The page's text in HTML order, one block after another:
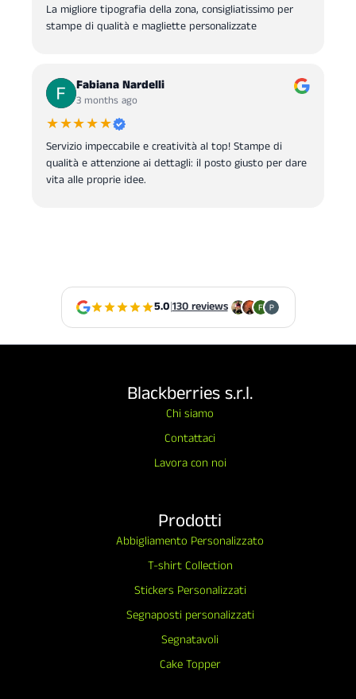
La migliore tipografia della zona, consigliatissimo per
stampe di qualità e magliette personalizzate
Fabiana Nardelli
3 months ago
★★★★★
Servizio impeccabile e creatività al top! Stampe di
qualità e attenzione ai dettagli: il posto giusto per dare
vita alle proprie idee.
5.0|130 reviews
Blackberries s.r.l.
Chi siamo
Contattaci
Lavora con noi
Prodotti
Abbigliamento Personalizzato
T-shirt Collection
Stickers Personalizzati
Segnaposti personalizzati
Segnatavoli
Cake Topper